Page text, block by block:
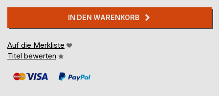
IN DEN WARENKORB
Auf die Merkliste
Titel bewerten